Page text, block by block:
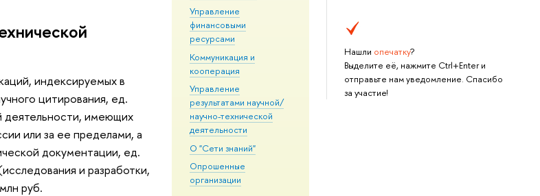
Управление
финансовыми
ресурсами
Коммуникация и
кооперация
Управление
результатами научной/
научно-технической
деятельности
О "Сети знаний"
Опрошенные
организации
Нашли опечатку?
Выделите её, нажмите Ctrl+Enter и
отправьте нам уведомление. Спасибо
за участие!
индексируемых в
цитирования, ед.
деятельности, имеющих
или за ее пределами, а
документации, ед.
и разработки,
руб.